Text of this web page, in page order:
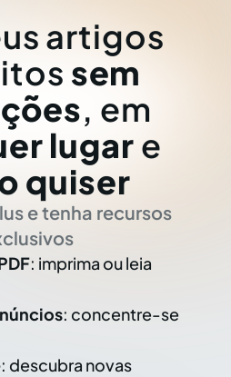
artigos
sem
, em
lugar e
quiser
e tenha recursos
: imprima ou leia
: concentre-se
: descubra novas